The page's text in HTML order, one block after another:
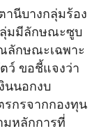
นีบางกลุ่มร้อง
ลุ่มมีลักษณะซูบ
ลักษณะเฉพาะ
ว์ ขอชี้แจงว่า
นนอกงบ
รกรจากกองทุน
มหลักการที่